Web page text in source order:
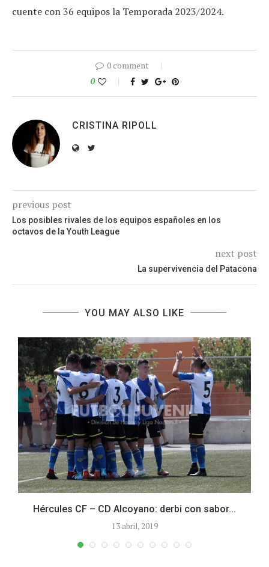
cuente con 36 equipos la Temporada 2023/2024.
0 comment
0
CRISTINA RIPOLL
previous post
Los posibles rivales de los equipos españoles en los
octavos de la Youth League
next post
La supervivencia del Patacona
YOU MAY ALSO LIKE
Hércules CF – CD Alcoyano: derbi con sabor...
13 abril, 2019